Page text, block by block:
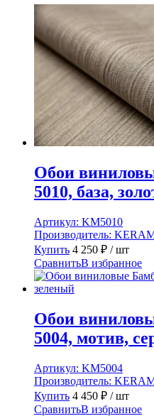
Обои
5010, база,
Артикул: KM5010
Производитель:
Купить 4 250 ₽ / шт
СравнитьВ избранное
Обои
5004, мотив,
Артикул: KM5004
Производитель:
Купить 4 450 ₽ / шт
СравнитьВ избранное